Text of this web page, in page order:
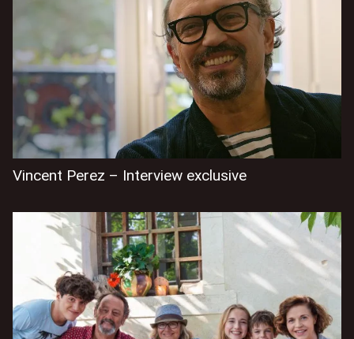
Vincent Perez – Interview exclusive